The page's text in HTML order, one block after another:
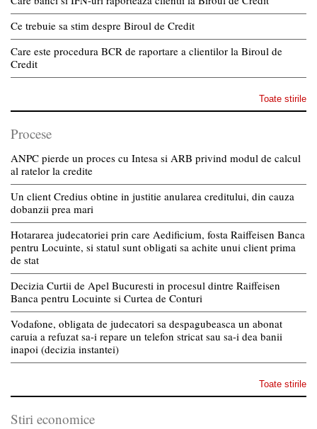
Ce trebuie sa stim despre Biroul de Credit
Care este procedura BCR de raportare a clientilor la Biroul de
Credit
Toate stirile
Procese
ANPC pierde un proces cu Intesa si ARB privind modul de calcul
al ratelor la credite
Un client Credius obtine in justitie anularea creditului, din cauza
dobanzii prea mari
Hotararea judecatoriei prin care Aedificium, fosta Raiffeisen Banca
pentru Locuinte, si statul sunt obligati sa achite unui client prima
de stat
Decizia Curtii de Apel Bucuresti in procesul dintre Raiffeisen
Banca pentru Locuinte si Curtea de Conturi
Vodafone, obligata de judecatori sa despagubeasca un abonat
caruia a refuzat sa-i repare un telefon stricat sau sa-i dea banii
inapoi (decizia instantei)
Toate stirile
Stiri economice